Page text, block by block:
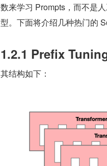
数来学习 Prompts，而不是
型。下面将介绍几种热门的
1.2.1 Prefix
其结构如下：